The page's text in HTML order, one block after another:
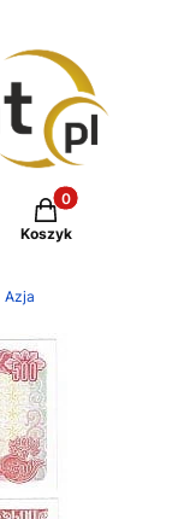
Produkty w
Koszyk
Azja